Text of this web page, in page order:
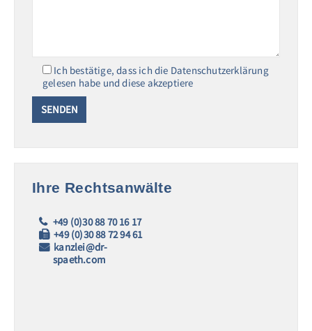
Ich bestätige, dass ich die Datenschutzerklärung
gelesen habe und diese akzeptiere
Ihre Rechtsanwälte
+49 (0)30 88 70 16 17
+49 (0)30 88 72 94 61
kanzlei@dr-
spaeth.com